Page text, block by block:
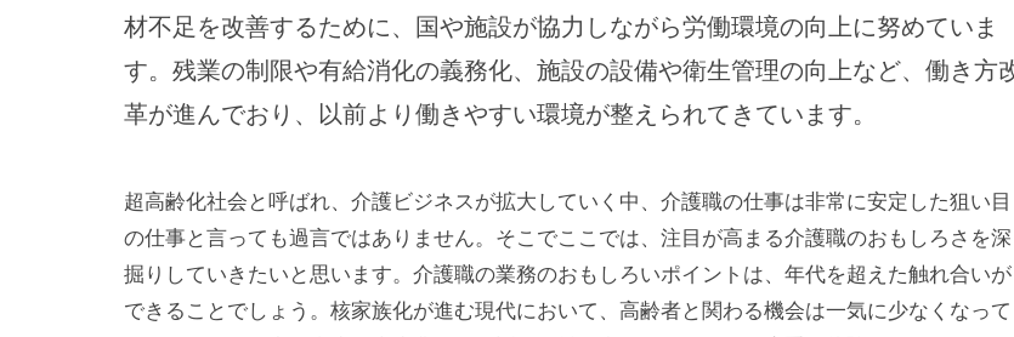
材不足を改善するために、国や施設が協力しながら労働環境の向上に努めていま
す。残業の制限や有給消化の義務化、施設の設備や衛生管理の向上など、働き方
革が進んでおり、以前より働きやすい環境が整えられてきています。
超高齢化社会と呼ばれ、介護ビジネスが拡大していく中、介護職の仕事は非常に安定した狙い目
の仕事と言っても過言ではありません。そこでここでは、注目が高まる介護職のおもしろさを深
掘りしていきたいと思います。介護職の業務のおもしろいポイントは、年代を超えた触れ合いが
できることでしょう。核家族化が進む現代において、高齢者と関わる機会は一気に少なくなって